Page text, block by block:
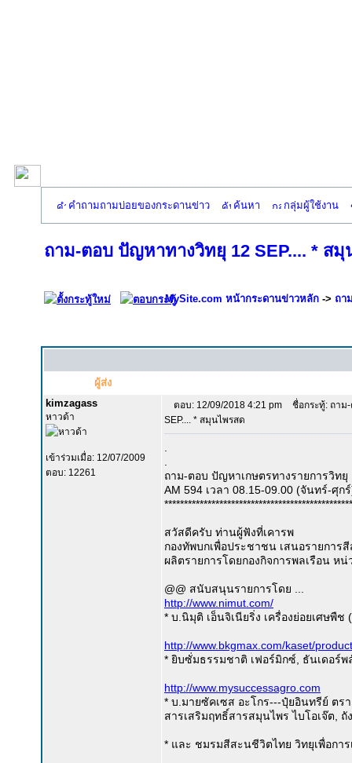
คำถามถามบ่อยของกระดานข่าว ค้นหา กลุ่มผู้ใช้งาน
ถาม-ตอบ ปัญหาทางวิทยุ 12 SEP.... * สมุ
MySite.com หน้ากระดานข่าวหลัก -> ถา
ผู้ส่ง
kimzagass
หาวด้า
เข้าร่วมเมื่อ: 12/07/2009
ตอบ: 12261
ตอบ: 12/09/2018 4:21 pm
ชื่อกระทู้: ถาม
SEP.... * สมุนไพรสด
ถาม-ตอบ ปัญหาเกษตรทางรายการวิทยุ
AM 594 เวลา 08.15-09.00 (จันทร์-ศุก
สวัสดีครับ ท่านผู้ฟังที่เคารพ
กองทัพบกเพื่อประชาชน เสนอรายการ
ผลิตรายการโดยกองกิจการพลเรือน ห
@@ สนับสนุนรายการโดย ...
http://www.nimut.com/
* บ.นิมุติ เอ็นจิเนียริ่ง เครื่องย่อยเศษพืช
http://www.bkgmax.com/kaset/
* ยิบซั่มธรรมชาติ เฟอร์มิกซ์, ธันเดอร์
http://www.mysuccessagro.com
* บ.มายซัคเซส อะโกร---ปุ๋ยอินทรีย์ ต
สารเสริมฤทธิ์สารสมุนไพร ไบโอเจ๊ต,
* และ ชมรมสีสะนชีวิตไทย วิทยุเพื่อกา